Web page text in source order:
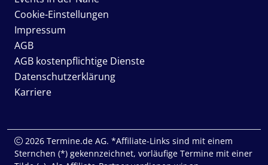
Cookie-Einstellungen
Impressum
AGB
AGB kostenpflichtige Dienste
Datenschutzerklärung
Karriere
2026 Termine.de AG. *Affiliate-Links sind mit einem
Sternchen (*) gekennzeichnet, vorläufige Termine mit einer